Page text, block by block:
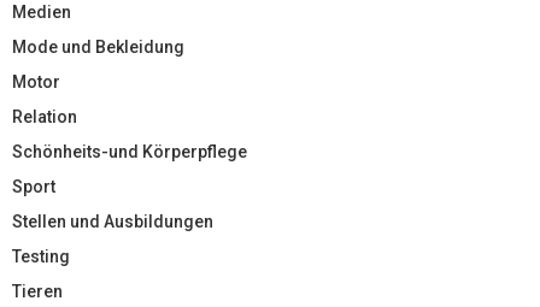
Medien
Mode und Bekleidung
Motor
Relation
Schönheits-und Körperpflege
Sport
Stellen und Ausbildungen
Testing
Tieren